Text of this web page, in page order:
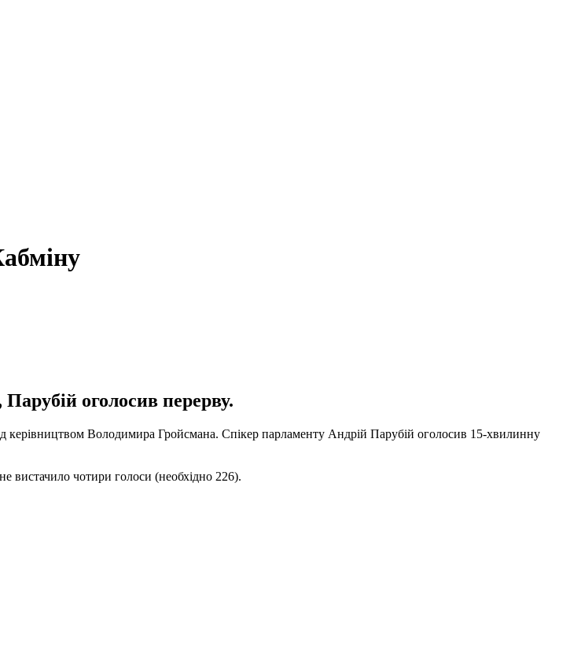
оголосив перерву.
керівництвом Володимира Гройсмана. Спікер парламенту Андрій Парубій оголосив 15-хвилинну
вистачило чотири голоси (необхідно 226).